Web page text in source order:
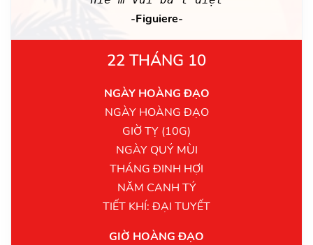
-Figuiere-
22 THÁNG 10
NGÀY HOÀNG ĐẠO
NGÀY HOÀNG ĐẠO
GIỜ TỴ (10G)
NGÀY QUÝ MÙI
THÁNG ĐINH HỢI
NĂM CANH TÝ
TIẾT KHÍ: ĐẠI TUYẾT
GIỜ HOÀNG ĐẠO